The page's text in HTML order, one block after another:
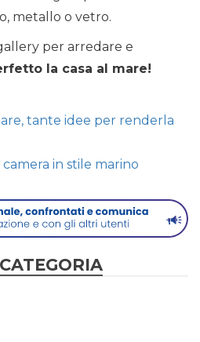
metallo o vetro.
per arredare e
la casa al mare!
tante idee per renderla
in stile marino